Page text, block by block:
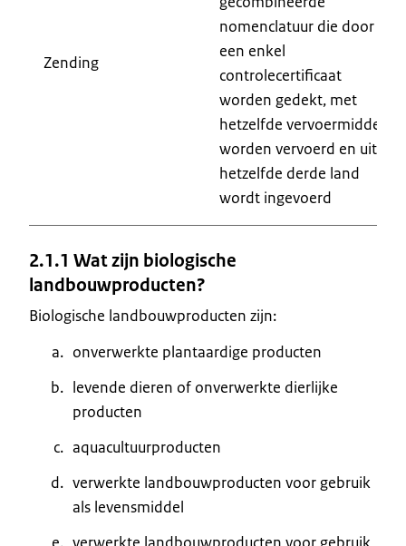
Zending
nomenclatuur die door
een enkel
controlecertificaat
worden gedekt, met
hetzelfde vervoermiddel
worden vervoerd en uit
hetzelfde derde land
wordt ingevoerd
2.1.1 Wat zijn biologische
landbouwproducten?
Biologische landbouwproducten zijn:
onverwerkte plantaardige producten
levende dieren of onverwerkte dierlijke
producten
aquacultuurproducten
verwerkte landbouwproducten voor gebruik
als levensmiddel